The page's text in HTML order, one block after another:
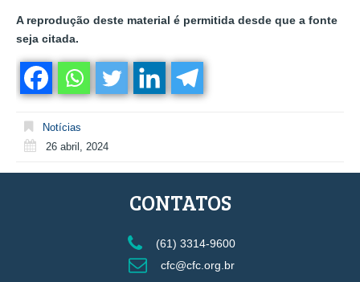
A reprodução deste material é permitida desde que a fonte
seja citada.
Notícias
26 abril, 2024
CONTATOS
(61) 3314-9600
cfc@cfc.org.br